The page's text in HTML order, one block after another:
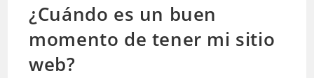
¿Cuándo es un buen
momento de tener mi sitio
web?